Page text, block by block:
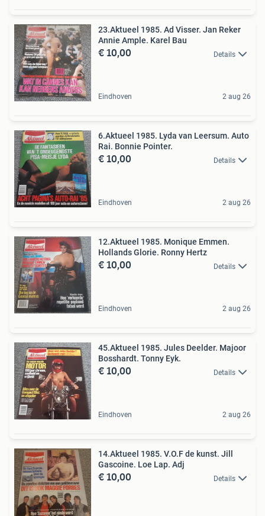
23.Aktueel 1985. Ad Visser. Jan Reker
Annie Ample. Karel Bau
€ 10,00 Details
Eindhoven 2 aug 26
6.Aktueel 1985. Lyda van Leersum. Auto
Rai. Bonnie Pointer.
€ 10,00 Details
Eindhoven 2 aug 26
12.Aktueel 1985. Monique Emmen.
Hollands Glorie. Ronny Hertz
€ 10,00 Details
Eindhoven 2 aug 26
45.Aktueel 1985. Jules Deelder. Majoor
Bosshardt. Tonny Eyk.
€ 10,00 Details
Eindhoven 2 aug 26
14.Aktueel 1985. V.O.F de kunst. Jill
Gascoine. Loe Lap. Adj
€ 10,00 Details